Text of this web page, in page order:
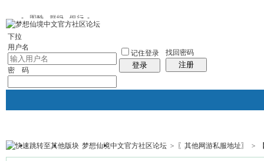
图酷 群组 银行
下拉
用户名
密 码
记住登录
登录
找回密码
注册
银行 群组聚合 我的空间
帖子
梦想仙境中文官方社区论坛 > 〖其他网游私服地址〗 >